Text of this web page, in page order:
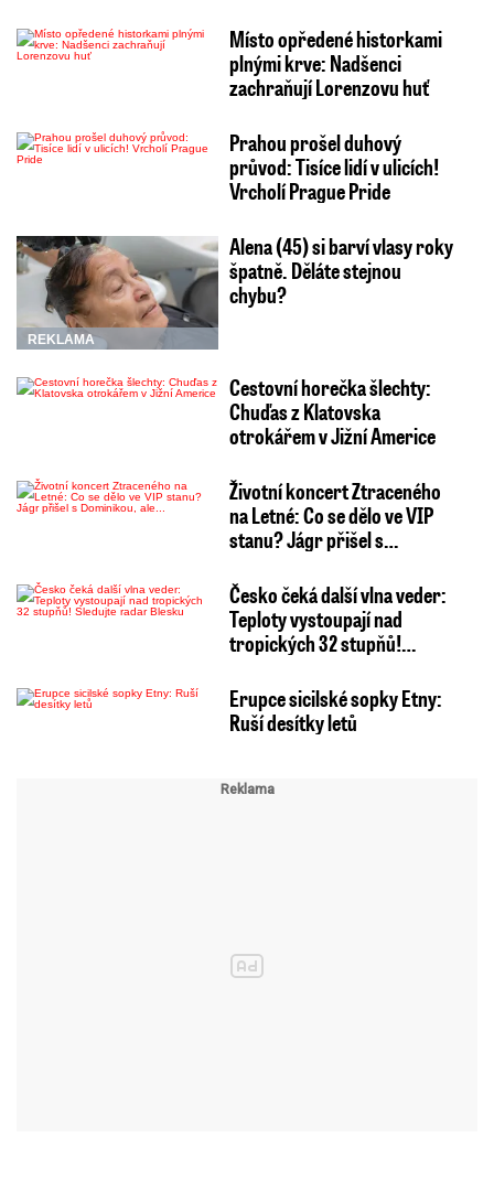
Místo opředené historkami
plnými krve: Nadšenci
zachraňují Lorenzovu huť
Prahou prošel duhový
průvod: Tisíce lidí v ulicích!
Vrcholí Prague Pride
REKLAMA
Alena (45) si barví vlasy roky
špatně. Děláte stejnou
chybu?
Cestovní horečka šlechty:
Chuďas z Klatovska
otrokářem v Jižní Americe
Životní koncert Ztraceného
na Letné: Co se dělo ve VIP
stanu? Jágr přišel s…
Česko čeká další vlna veder:
Teploty vystoupají nad
tropických 32 stupňů!…
Erupce sicilské sopky Etny:
Ruší desítky letů